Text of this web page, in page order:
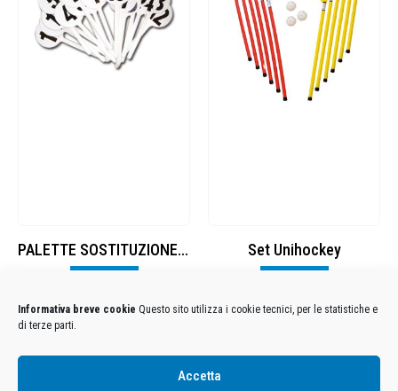
Informativa breve cookie Questo sito utilizza i cookie tecnici, per le statistiche e
di terze parti.
Accetta
PALETTE SOSTITUZIONE GIOCATORI Set Unihockey
Condizioni Generali di Utilizzo-Cookies-Privacy